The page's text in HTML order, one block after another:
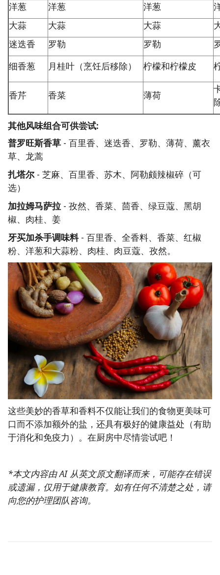
洋葱 洋葱 洋葱
大蒜
大蒜 大蒜
迷迭香
罗勒 罗勒
细香葱
月桂叶（烹饪后移除） 柠檬和柠檬皮
香芹 香菜 薄荷
其他风味组合可供尝试:
普罗旺斯香草 - 百里香、迷迭香、罗勒、薄荷、薰衣
草、龙蒿
扎塔尔- 芝麻、百里香、苏木、阿勒颇辣椒碎（可
选）
加拉姆马萨拉 - 孜然、香菜、茴香、绿豆蔻、黑胡
椒、肉桂、姜
牙买加杀手调味料- 百里香、全香料、香菜、红椒
粉、洋葱和大蒜粉、肉桂、肉豆蔻、孜然。
这些美妙的香草和香料不仅能让我们的食物更美味可
口而不添加额外的盐，还具有极好的健康益处（有助
于消化和免疫力）。在厨房中尽情尝试吧！
*本文内容由 AI 从英文原文翻译而来，可能存在错误
或遗漏，仅用于健康教育。如有任何不清楚之处，请
向您的护理团队咨询。